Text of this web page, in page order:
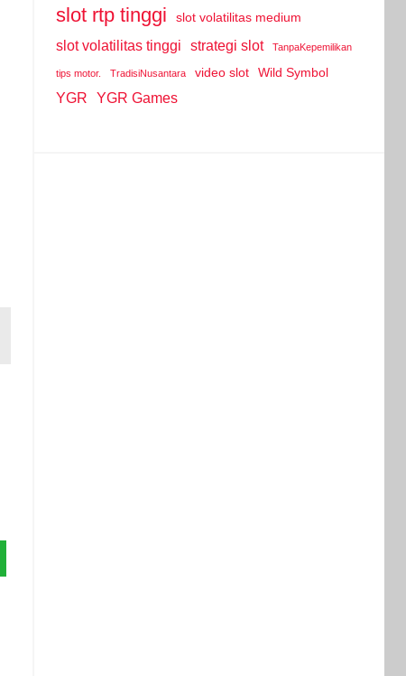
slot rtp tinggi slot volatilitas medium
slot volatilitas tinggi strategi slot TanpaKepemilikan
tips motor. TradisiNusantara video slot Wild Symbol
YGR YGR Games